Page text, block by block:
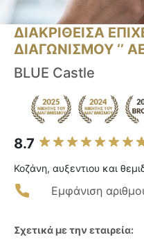
ΔΙΑΚΡΙΘΕΙΣΑ
ΔΙΑΓΩΝΙΣΜΟΥ ‘’
BLUE Castle
8.7
Κοζάνη, αυξεντιου και
Εμφάνιση
Σχετικά με την εταιρεία: